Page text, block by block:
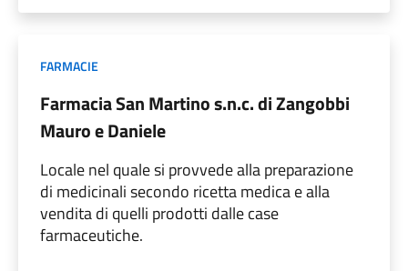
FARMACIE
Farmacia San Martino s.n.c. di Zangobbi
Mauro e Daniele
Locale nel quale si provvede alla preparazione
di medicinali secondo ricetta medica e alla
vendita di quelli prodotti dalle case
farmaceutiche.